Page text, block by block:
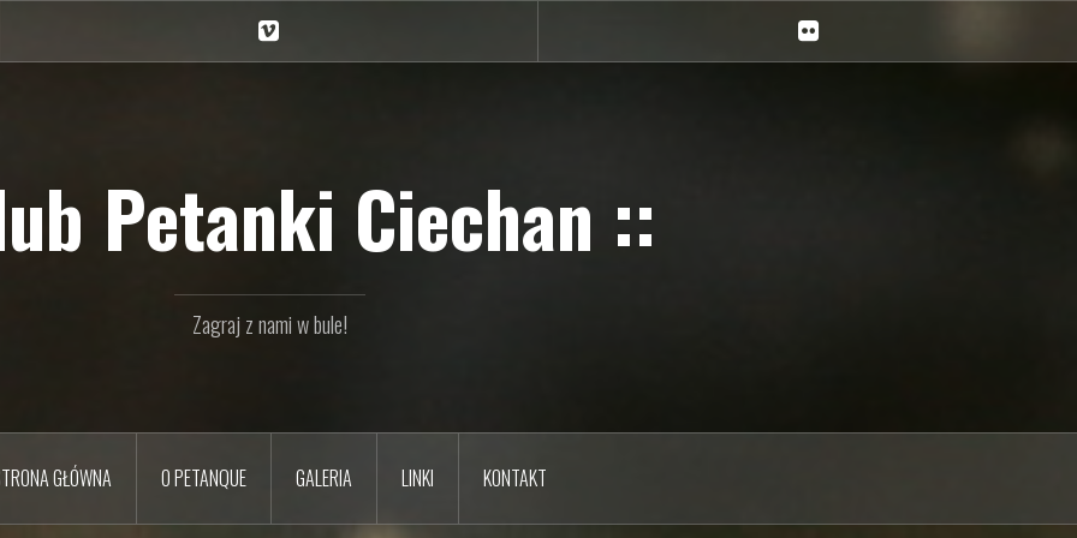
na
na
Petanki Ciechan ::
Zagraj z nami w bule!
GŁÓWNA O PETANQUE GALERIA LINKI KONTAKT